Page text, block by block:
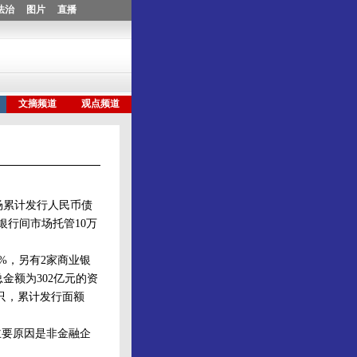
计发行人民币债
行间市场托管10万
，另有2家商业银
额为302亿元的资
，累计发行面额
原因是非金融企